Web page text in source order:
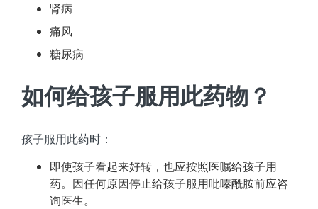
肾病
痛风
糖尿病
如何给孩子服用此药物？
孩子服用此药时：
即使孩子看起来好转，也应按照医嘱给孩子用
药。因任何原因停止给孩子服用吡嗪酰胺前应咨
询医生。